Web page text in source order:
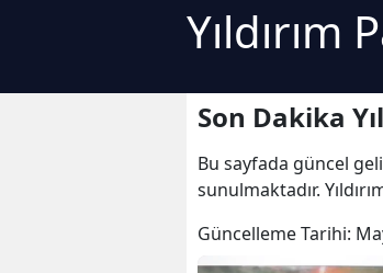
Son Dakika
Bu sayfada güncel
sunulmaktadır.
Güncelleme Tarihi: